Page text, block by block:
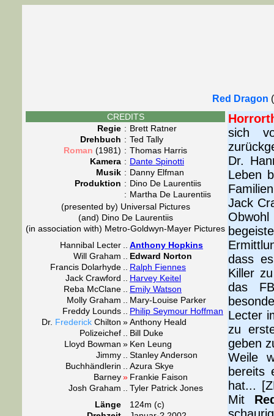
Red Dragon (
CREDITS
Regie : Brett Ratner
Drehbuch : Ted Tally
Roman (1981) : Thomas Harris
Kamera : Dante Spinotti
Musik : Danny Elfman
Produktion : Dino De Laurentiis
: Martha De Laurentiis
(presented by) Universal Pictures
(and) Dino De Laurentiis
(in association with) Metro-Goldwyn-Mayer Pictures
Hannibal Lecter
Anthony Hopkins
Will Graham
Edward Norton
Francis Dolarhyde
Ralph Fiennes
Jack Crawford
Harvey Keitel
Reba McClane
Emily Watson
Molly Graham
Mary-Louise Parker
Freddy Lounds
Philip Seymour Hoffman
Dr. Frederick Chilton »Anthony Heald
Polizeichef
Bill Duke
Lloyd Bowman » Ken Leung
Jimmy
Stanley Anderson
Buchhändlerin
Azura Skye
Barney» Frankie Faison
Josh Graham
Tyler Patrick Jones
Länge
124m (c)
sich
Dr.
Leben
Jack
dass
Killer
das
Lecter
zu
geben
Weile
bereits
hat...
Mit